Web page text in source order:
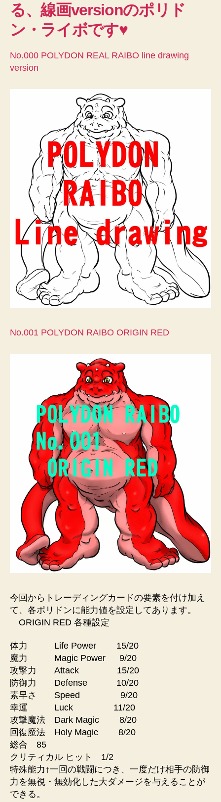
る、線画versionのポリド
ン・ライボです♥
No.000 POLYDON REAL RAIBO line drawing
version
No.001 POLYDON RAIBO ORIGIN RED
今回からトレーディングカードの要素を付け加え
て、各ポリドンに能力値を設定してあります。
ORIGIN RED 各種設定
体力 Life Power 15/20
魔力 Magic Power 9/20
攻撃力 Attack 15/20
防御力 Defense 10/20
素早さ Speed 9/20
幸運 Luck 11/20
攻撃魔法 Dark Magic 8/20
回復魔法 Holy Magic 8/20
総合 85
クリティカル ヒット 1/2
特殊能力↑一回の戦闘につき、一度だけ相手の防御
力を無視・無効化した大ダメージを与えることが
できる。